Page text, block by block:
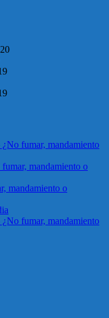
fumar, mandamiento
mandamiento o
mandamiento o
fumar, mandamiento